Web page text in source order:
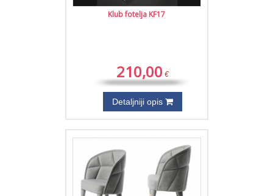
Klub fotelja KF17
210,00 €
Detaljniji opis